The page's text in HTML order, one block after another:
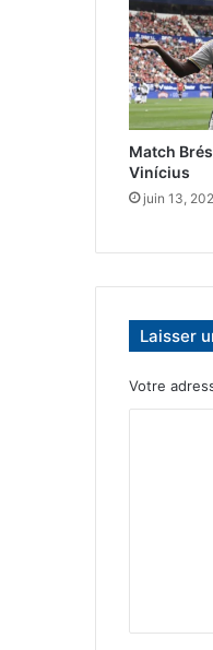
Match
Vinícius
juin 13,
Laisser
Votre